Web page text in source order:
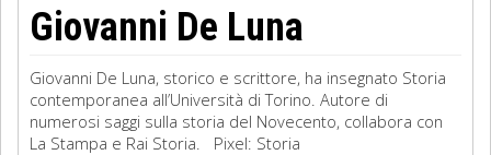
Giovanni De Luna
Giovanni De Luna, storico e scrittore, ha insegnato Storia
contemporanea all’Università di Torino. Autore di
numerosi saggi sulla storia del Novecento, collabora con
La Stampa e Rai Storia. Pixel: Storia